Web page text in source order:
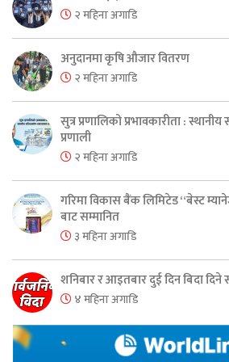
२ महिना अगाडि
अनुदानमा कृषि औजार वितरण
२ महिना अगाडि
सुत्र प्रणालिको प्रभावकारीता :
प्रणाली
२ महिना अगाडि
गरिमा विकास बैंक लिमिटेड “बेस्ट
बाट सम्मानित
३ महिना अगाडि
शनिबार र आइतबार दुई दिन बिदा दिने
४ महिना अगाडि